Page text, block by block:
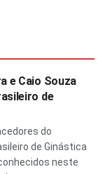
e Caio Souza
de
do
de Ginástica
neste